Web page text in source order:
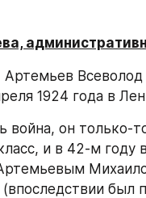
Всеволод
1924 года в
война, он только-
и в 42-м году
был